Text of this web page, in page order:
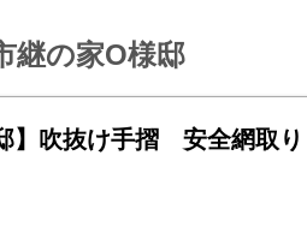
継の家O様邸
】吹抜け手摺 安全網取り